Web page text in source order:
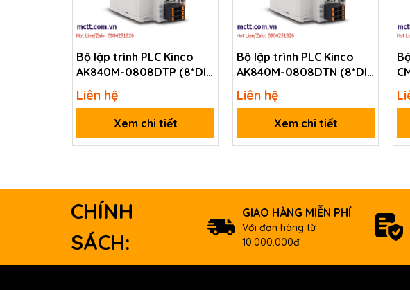
Capacity of Scan Program
16K Step
384
Y
384
2,048
2,048
F
2,048
100Card * 100Step
5,000 Word
Bộ lập trình PLC Kinco
AK840M-0808DTP (8*DI,
8*DO, 1*RS485,
2*Ethernet, 1*EtherCAT)
Liên hệ
Xem chi tiết
Bộ lập trình PLC Kinco
AK840M-0808DTN (8*DI,
8*DO, 1*RS485,
2*Ethernet, 1*EtherCAT)
Liên hệ
Xem chi tiết
CHÍNH
SÁCH:
GIAO HÀNG MIỄN PHÍ
Với đơn hàng từ
10.000.000đ